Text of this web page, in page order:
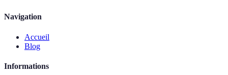
Navigation
Accueil
Blog
Informations